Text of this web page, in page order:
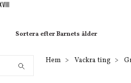
Sortera efter Barnets ålder
Hem Vackra ting